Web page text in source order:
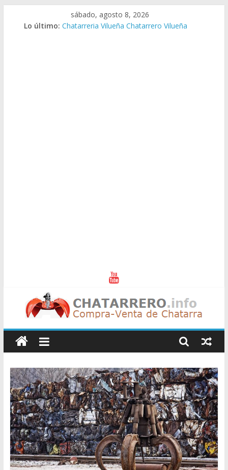
sábado, agosto 8, 2026
Lo último: Chatarreria Vilueña Chatarrero Vilueña
Chatarreros
–
Precio
de
Chatarra
Directorio